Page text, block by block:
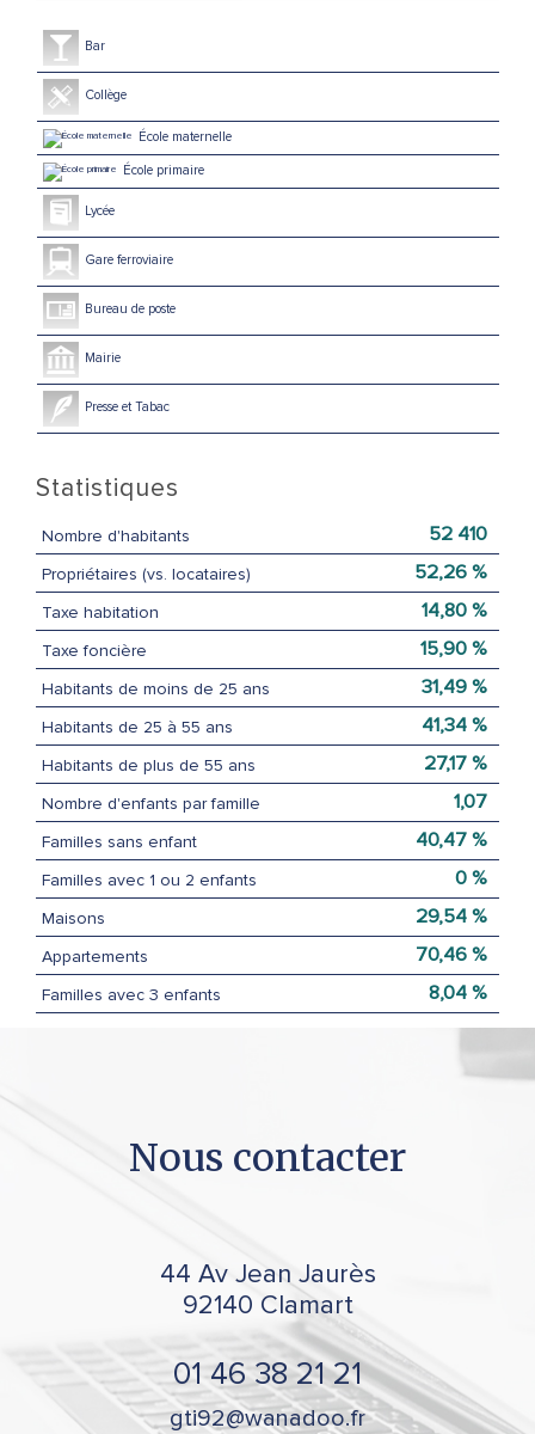
Bar
Collège
École maternelle
École primaire
Lycée
Gare ferroviaire
Bureau de poste
Mairie
Presse et Tabac
Statistiques
Nombre d'habitants 52 410
Propriétaires (vs. locataires) 52,26 %
Taxe habitation 14,80 %
Taxe foncière 15,90 %
Habitants de moins de 25 ans 31,49 %
Habitants de 25 à 55 ans 41,34 %
Habitants de plus de 55 ans 27,17 %
Nombre d'enfants par famille 1,07
Familles sans enfant 40,47 %
Familles avec 1 ou 2 enfants 0 %
Maisons 29,54 %
Appartements 70,46 %
Familles avec 3 enfants 8,04 %
nous contacter
44 Av Jean Jaurès
92140 Clamart
01 46 38 21 21
gti92@wanadoo.fr